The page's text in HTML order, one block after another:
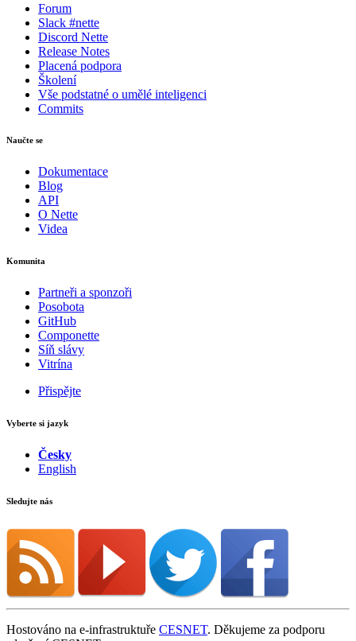
Forum
Slack #nette
Discord Nette
Release Notes
Placená podpora
Školení
Vše podstatné o umělé inteligenci
Commits
Naučte se
Dokumentace
Blog
API
O Nette
Videa
Komunita
Partneři a sponzoři
Posobota
GitHub
Componette
Síň slávy
Vitrína
Přispějte
Vyberte si jazyk
Česky
English
Sledujte nás
Hostováno na e-infrastruktuře CESNET. Děkujeme za podporu